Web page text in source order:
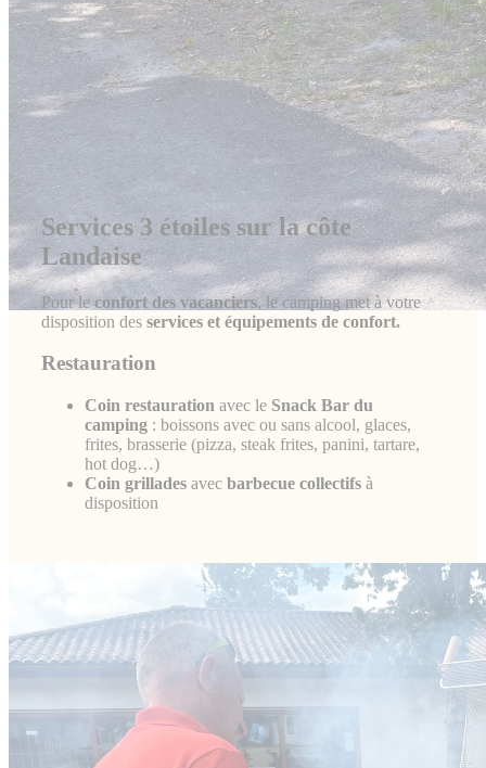
Services 3 étoiles sur la côte
Landaise
Pour leconfort des vacanciers, le camping met à votre
disposition des services et équipements de confort.
Restauration
Coin restauration avec le Snack Bar du
camping : boissons avec ou sans alcool, glaces,
frites, brasserie (pizza, steak frites, panini, tartare,
hot dog…)
Coin grillades avec barbecue collectifs à
disposition